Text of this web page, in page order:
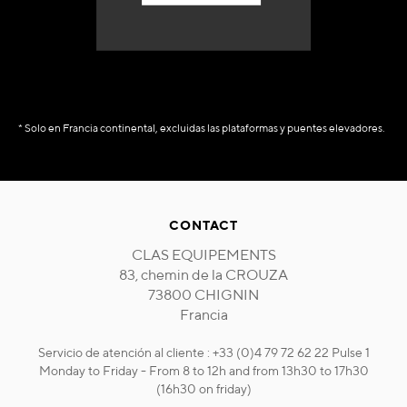
* Solo en Francia continental, excluidas las plataformas y puentes elevadores.
CONTACT
CLAS EQUIPEMENTS
83, chemin de la CROUZA
73800 CHIGNIN
Francia
Servicio de atención al cliente : +33 (0)4 79 72 62 22 Pulse 1
Monday to Friday - From 8 to 12h and from 13h30 to 17h30
(16h30 on friday)